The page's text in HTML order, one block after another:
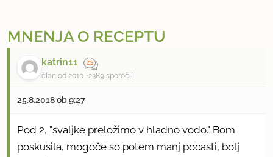
MNENJA O RECEPTU
katrin11
član od 2010 2389 sporočil
25.8.2018 ob 9:27
Pod 2, "svaljke preložimo v hladno vodo." Bom
poskusila, mogoče so potem manj pocasti, bolj